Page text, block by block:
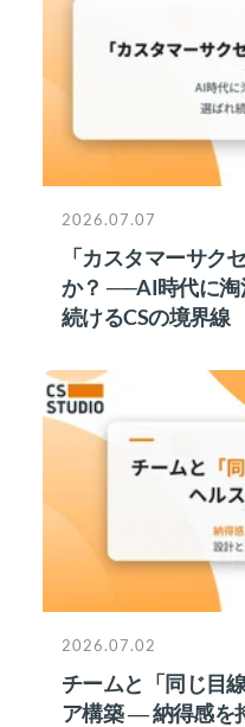
2026.07.07
「カスタマーサク
か？ ──AI時代に淘
続けるCSの境界線
2026.07.02
チームと「同じ目
ア構築 ― 納得感を